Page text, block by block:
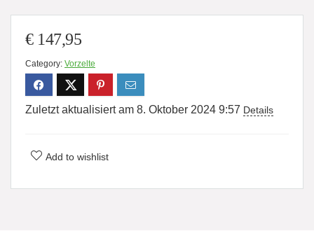
€147,95
Category: Vorzelte
Zuletzt aktualisiert am 8. Oktober 2024 9:57 Details
Add to wishlist